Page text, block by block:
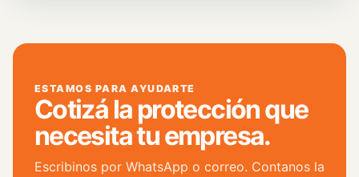
ESTAMOS PARA AYUDARTE
Cotizá la protección que
necesita tu empresa.
Escribinos por WhatsApp o correo. Contanos la